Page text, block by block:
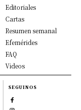
Editoriales
Cartas
Resumen semanal
Efemérides
FAQ
Videos
SEGUINOS